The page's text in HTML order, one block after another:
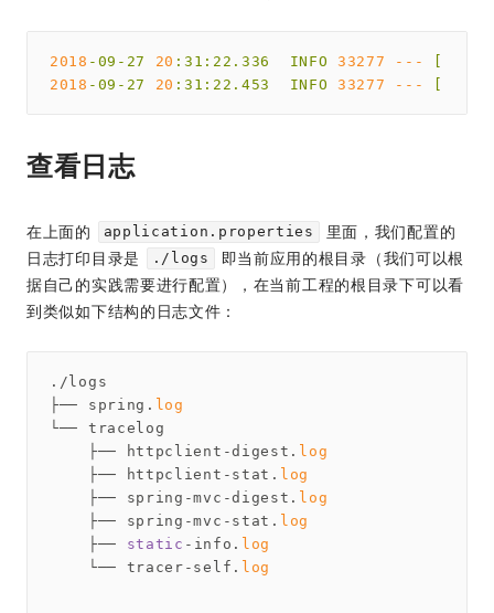
2018 -09 -27 20 :31:22.336 INFO 33277 ---
2018 -09 -27 20 :31:22.453 INFO 33277 ---
查看日志
在上面的 application.properties
里面，我们配置的
日志打印目录是
./logs
即当前应用的根目录（我们可以根
据自己的实践需要进行配置），在当前工程的根目录下可以看
到类似如下结构的日志文件：
./logs
├── spring. log
└── tracelog
    ├── httpclient-digest.
log
    ├── httpclient-stat.
log
    ├── spring-mvc-digest.
log
    ├── spring-mvc-stat.
log
    ├──
static -info. log
    └── tracer-self.
log